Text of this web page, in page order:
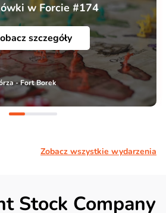
w Forcie #174
szczegóły
- Fort Borek
Zobacz wszystkie wydarzenia
Stock Company